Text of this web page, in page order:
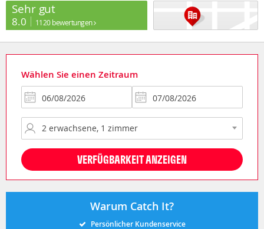
Sehr gut
8.0 1120 bewertungen
Wählen Sie einen Zeitraum
VERFÜGBARKEIT ANZEIGEN
Warum Catch It?
Persönlicher Kundenservice